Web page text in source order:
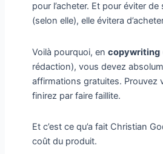
pour l’acheter. Et pour éviter
(selon elle), elle évitera
Voilà pourquoi, encopywriting
rédaction), vous devez
affirmations gratuites. Prouvez
finirez par faire faillite.
Et c’est ce qu’a fait Christian
coût du produit.